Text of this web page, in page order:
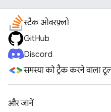
स्टैक ओवरफ़्लो
GitHub
Discord
समस्या को ट्रैक करने वाला
और जानें